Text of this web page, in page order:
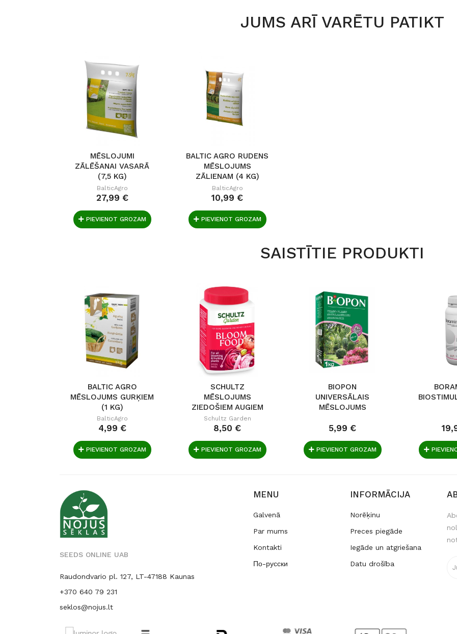
JUMS ARĪ VARĒTU PATIKT
MĒSLOJUMI
ZĀLĒŠANAI VASARĀ
(7,5 KG)
BalticAgro
27,99 €
PIEVIENOT GROZAM
BALTIC AGRO RUDENS
MĒSLOJUMS
ZĀLIENAM (4 KG)
BalticAgro
10,99 €
PIEVIENOT GROZAM
SAISTĪTIE PRODUKTI
BALTIC AGRO
MĒSLOJUMS GURĶIEM
(1 KG)
BalticAgro
4,99 €
PIEVIENOT GROZAM
SCHULTZ
MĒSLOJUMS
ZIEDOŠIEM AUGIEM
BLOOM FOOD 350G
Schultz Garden
8,50 €
PIEVIENOT GROZAM
BIOPON
UNIVERSĀLAIS
MĒSLOJUMS
5,99 €
PIEVIENOT GROZAM
SEEDS ONLINE UAB
Raudondvario pl. 127, LT-47188 Kaunas
+370 640 79 231
seklos@nojus.lt
MENU
Galvenā
Par mums
Kontakti
По-русски
INFORMĀCIJA
Norēķinu
Preces piegāde
Iegāde un atgriešana
Datu drošība